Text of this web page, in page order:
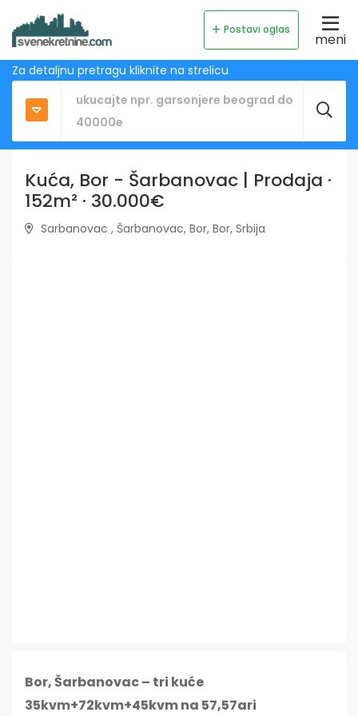
Postavi oglas
meni
Za detaljnu pretragu kliknite na strelicu
Kuća, Bor - Šarbanovac | Prodaja ·
152m² · 30.000€
Sarbanovac , Šarbanovac, Bor, Bor, Srbija
Bor, Šarbanovac – tri kuće
35kvm+72kvm+45kvm na 57,57ari